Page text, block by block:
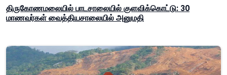
திருகோணமலையில் பாடசாலையில் குளவிக்கொட்டு: 30
மாணவர்கள் வைத்தியசாலையில் அனுமதி